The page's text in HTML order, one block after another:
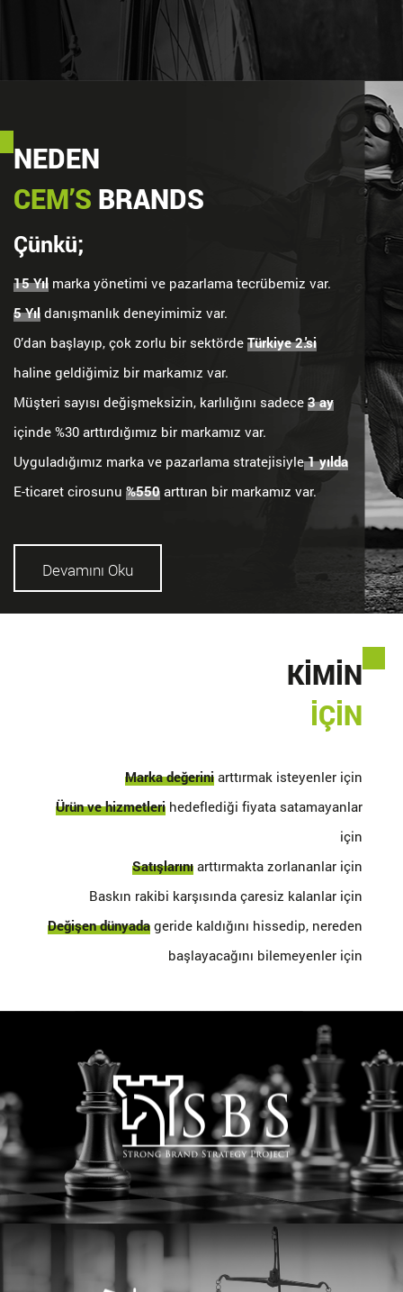
NEDEN
CEM’S BRANDS
Çünkü;
15 Yıl marka yönetimi ve pazarlama tecrübemiz var.
5 Yıl danışmanlık deneyimimiz var.
0’dan başlayıp, çok zorlu bir sektörde Türkiye 2.'si
haline geldiğimiz bir markamız var.
Müşteri sayısı değişmeksizin, karlılığını sadece 3 ay
içinde %30 arttırdığımız bir markamız var.
Uyguladığımız marka ve pazarlama stratejisiyle1 yılda
E-ticaret cirosunu %550 arttıran bir markamız var.
Devamını Oku
Devamını Oku
KİMİN
İÇİN
Marka değerini arttırmak isteyenler için
Ürün ve hizmetleri hedeflediği fiyata satamayanlar
için
Satışlarını arttırmakta zorlananlar için
Baskın rakibi karşısında çaresiz kalanlar için
Değişen dünyada geride kaldığını hissedip, nereden
başlayacağını bilemeyenler için